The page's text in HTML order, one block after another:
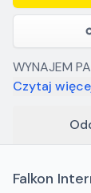
WYNAJEM PANELI
sprzęt ciężki ! Kompleksowe szybkie realizacje !
Czytaj
Falkon